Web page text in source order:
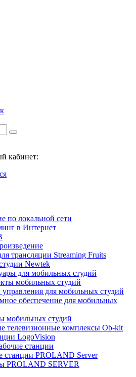
кабинет:
по локальной сети
в Интернет
трансляции Streaming Fruits
Newtek
для мобильных студий
мобильных студий
для мобильных студий
обеспечение для мобильных
мобильных студий
телевизионные комплексы Ob-kit
LogoVision
станции
станции PROLAND Server
PROLAND SERVER